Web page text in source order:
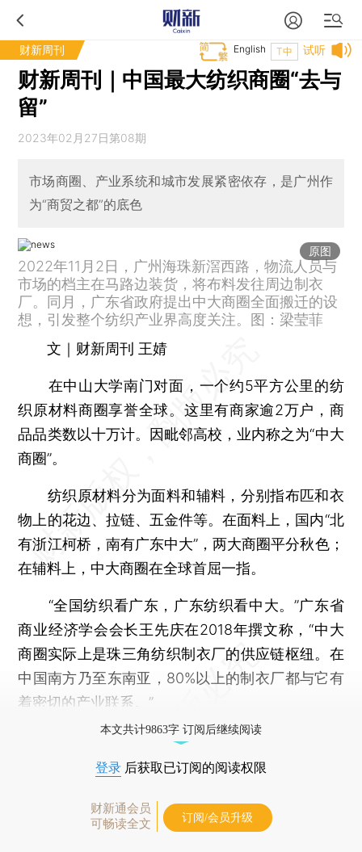
财新周刊 试听
T中
English
财新周刊｜中国最大纺织商圈“去与
留”
2023年02月27日第08期
市场商圈、产业系统和城市发展紧密依存，是广州作
为“商贸之都”的底色
原图
2022年11月2日，广州海珠新滘西路，物流人员与
市场的档主在马路边装货，将布料发往周边制衣
厂。同月，广东省政府提出中大商圈全面搬迁的设
想，引发整个纺织产业界高度关注。图：梁莹菲
文｜财新周刊 王婧
在中山大学南门对面，一个约5平方公里的纺
织原材料商圈享誉全球。这里有商家逾2万户，商
品品类数以十万计。因毗邻高校，业内称之为“中大
商圈”。
纺织原材料分为面料和辅料，分别指布匹和衣
物上的花边、拉链、五金件等。在面料上，国内“北
有浙江柯桥，南有广东中大”，两大商圈平分秋色；
在辅料上，中大商圈在全球首屈一指。
“全国纺织看广东，广东纺织看中大。”广东省
商业经济学会会长王先庆在2018年撰文称，“中大
商圈实际上是珠三角纺织制衣厂的供应链枢纽。在
中国南方乃至东南亚，80%以上的制衣厂都与它有
着密切的产业联系。”
本文共计9863字 订阅后继续阅读
登录 后获取已订阅的阅读权限
财新通会员
可畅读全文
订阅/会员升级